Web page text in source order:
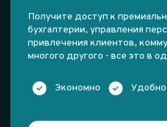
Получите доступ к
бухгалтерии, управления
привлечения клиентов,
многого другого - все это в
Экономно Удобно